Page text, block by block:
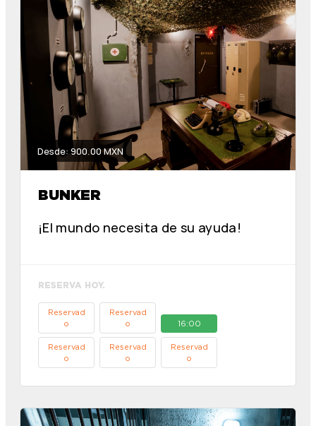
Desde: 900.00 MXN
BUNKER
¡El mundo necesita de su ayuda!
RESERVA HOY.
Reservad
o
Reservad
o
16:00
Reservad
o
Reservad
o
Reservad
o